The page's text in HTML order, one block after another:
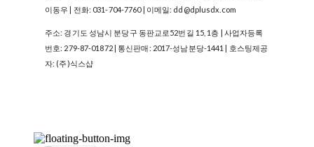
이동우 | 전화: 031-704-7760 | 이메일: dd@dplusdx.com
주소: 경기도 성남시 분당구 동판교로52번길 15, 1층 | 사업자등록
번호: 279-87-01872| 통신판매: 2017-성남분당-1441 | 호스팅제공
자: (주)식스샵